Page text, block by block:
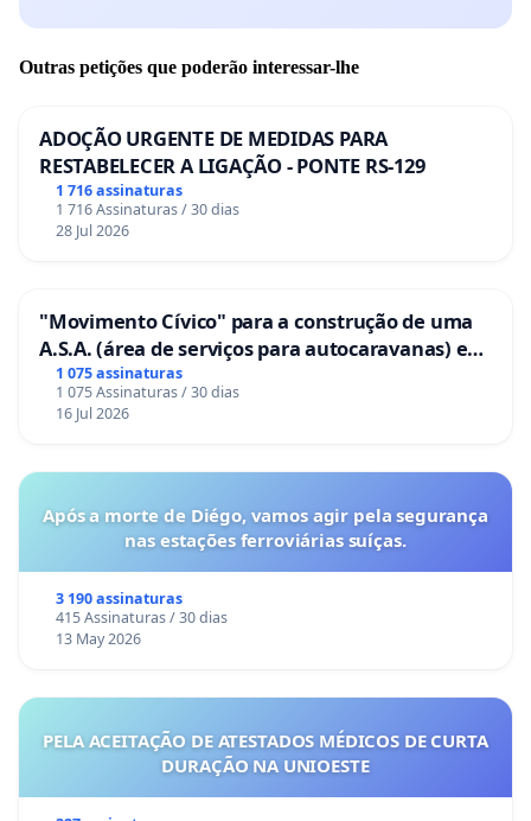
Outras petições que poderão interessar-lhe
ADOÇÃO URGENTE DE MEDIDAS PARA
RESTABELECER A LIGAÇÃO - PONTE RS-129
1 716 assinaturas
1 716 Assinaturas / 30 dias
28 Jul 2026
"Movimento Cívico" para a construção de uma
A.S.A. (área de serviços para autocaravanas) em
Coimbra
1 075 assinaturas
1 075 Assinaturas / 30 dias
16 Jul 2026
Após a morte de Diégo, vamos agir pela segurança
nas estações ferroviárias suíças.
3 190 assinaturas
415 Assinaturas / 30 dias
13 May 2026
PELA ACEITAÇÃO DE ATESTADOS MÉDICOS DE CURTA
DURAÇÃO NA UNIOESTE